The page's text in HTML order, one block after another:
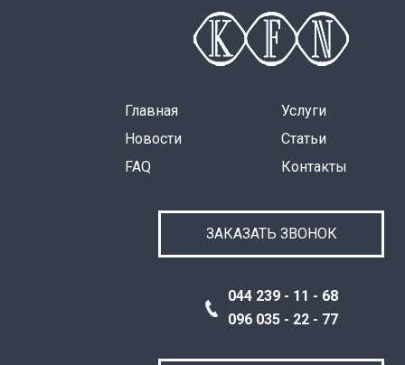
Главная
Услуги
Новости
Статьи
FAQ
Контакты
ЗАКАЗАТЬ ЗВОНОК
044 239 - 11 - 68
096 035 - 22 - 77